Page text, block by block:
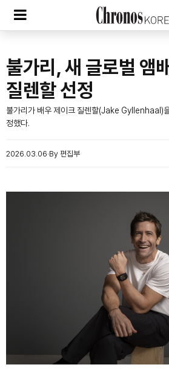
불가리, 새 글로벌 앰
질렌할 선정
불가리가 배우 제이크 질렌할(Jake Gyllenhaal)
정했다.
2026.03.06 By 편집부